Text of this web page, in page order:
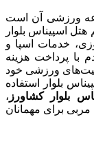
ورزشی آن است
اسپیناس بلوار
خدمات اسپا و
با پرداخت هزینه
ورزشی خود
بلوار استفاده
بلوار کشاورز ،
برای مهمانان